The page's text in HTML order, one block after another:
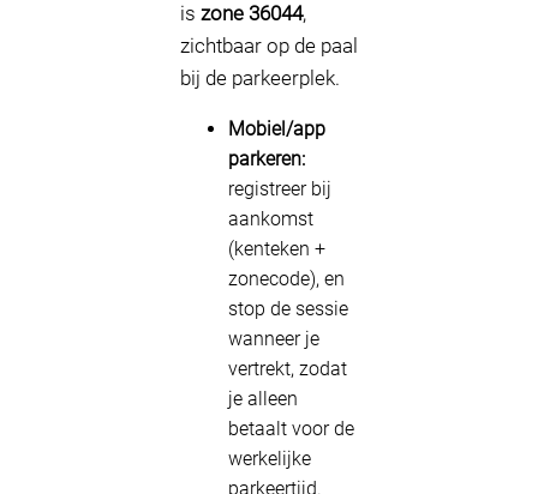
is zone 36044,
zichtbaar op de paal
bij de parkeerplek.
Mobiel/app
parkeren:
registreer bij
aankomst
(kenteken +
zonecode), en
stop de sessie
wanneer je
vertrekt, zodat
je alleen
betaalt voor de
werkelijke
parkeertijd.